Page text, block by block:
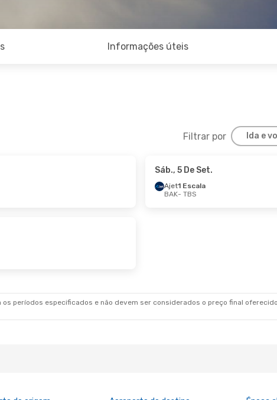
Informações úteis
Filtrar por Ida e
Sáb., 5 De Set.
Ajet1 Escala
BAK- TBS
períodos especificados e não devem ser considerados o preço final